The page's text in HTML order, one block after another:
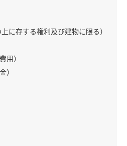
に存する権利及び建物に限る）
用）
）